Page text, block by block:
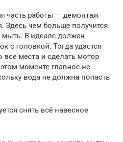
часть работы — демонтаж
Здесь чем больше получится
мыть. В идеале должен
с головкой. Тогда удастся
все места и сделать мотор
моменте главное не
вода не должна попасть
снять всё навесное